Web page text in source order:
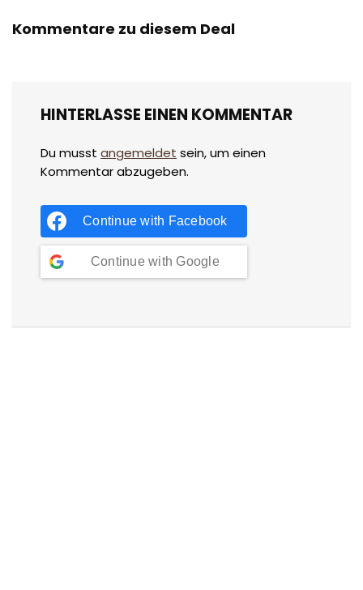
Kommentare zu diesem Deal
HINTERLASSE EINEN KOMMENTAR
Du musst angemeldet sein, um einen
Kommentar abzugeben.
Continue with Facebook
Continue with Google